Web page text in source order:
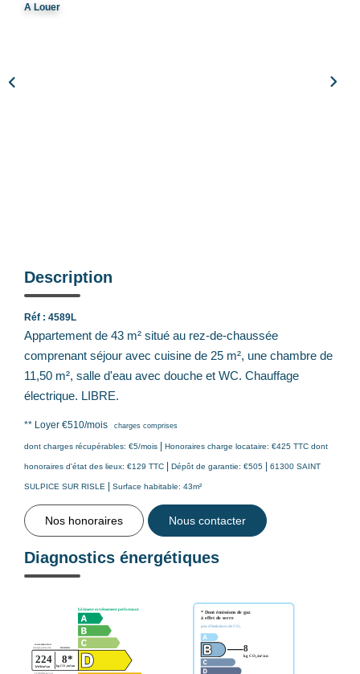
A Louer
Description
Réf : 4589L
Appartement de 43 m² situé au rez-de-chaussée
comprenant séjour avec cuisine de 25 m², une chambre de
11,50 m², salle d'eau avec douche et WC. Chauffage
électrique. LIBRE.
** Loyer €510/mois charges comprises
dont charges récupérables: €5/mois | Honoraires charge locataire: €425 TTC dont
honoraires d'état des lieux: €129 TTC | Dépôt de garantie: €505 | 61300 SAINT
SULPICE SUR RISLE | Surface habitable: 43m²
Nos honoraires Nous contacter
Diagnostics énergétiques